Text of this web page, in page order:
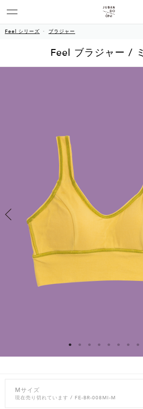
Feel シリーズ ブラジャー
Feel ブラジャー /
Mサイズ
現在売り切れています / FE-BR-008MI-M